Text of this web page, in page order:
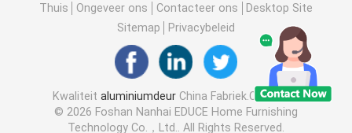
Thuis Ongeveer ons Contacteer ons
Desktop Site
Sitemap
Privacybeleid
Kwaliteitaluminiumdeur China Fabriek.Copyright
© 2026 Foshan Nanhai EDUCE Home Furnishing
Technology Co.，Ltd.. All Rights Reserved.